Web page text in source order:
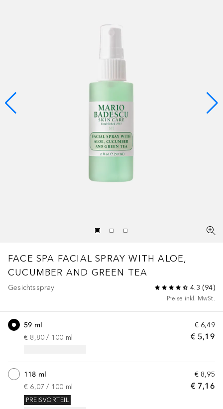
FACE SPA FACIAL SPRAY WITH ALOE,
CUCUMBER AND GREEN TEA
Gesichtsspray 4.3 (94)
Preise inkl. MwSt.
€ 6,49
€ 5,19
59 ml
€ 8,80 / 100 ml
€ 8,95
€ 7,16
118 ml
€ 6,07 / 100 ml
PREISVORTEIL